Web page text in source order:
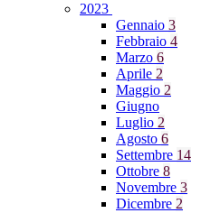
2023
Gennaio 3
Febbraio 4
Marzo 6
Aprile 2
Maggio 2
Giugno
Luglio 2
Agosto 6
Settembre 14
Ottobre 8
Novembre 3
Dicembre 2